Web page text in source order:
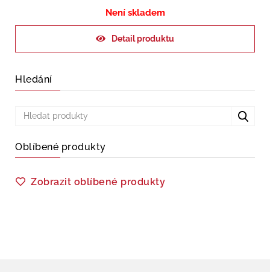
Není skladem
Detail produktu
Hledání
Oblíbené produkty
Zobrazit oblíbené produkty